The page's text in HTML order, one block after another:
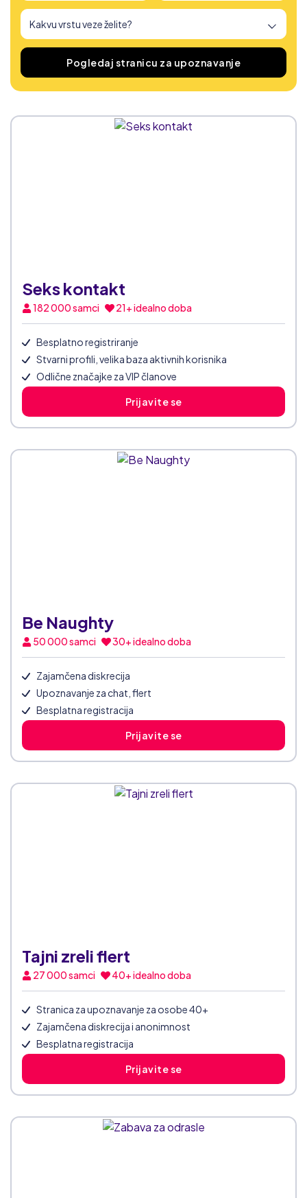
Pronašli smoPogledaj stranicu za upoznavanje
Seks kontakt
182 000samci 21+ idealno doba
Besplatno registriranje
Stvarni profili, velika baza aktivnih korisnika
Odlične značajke za VIP članove
Prijavite se
Be Naughty
50 000samci 30+ idealno doba
Zajamčena diskrecija
Upoznavanje za chat, flert
Besplatna registracija
Prijavite se
Tajni zreli flert
27 000samci 40+ idealno doba
Stranica za upoznavanje za osobe 40+
Zajamčena diskrecija i anonimnost
Besplatna registracija
Prijavite se